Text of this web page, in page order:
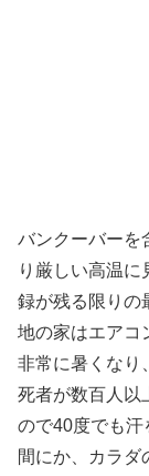
バンクーバーを
り厳しい高温
録が残る限りの
地の家はエアコ
非常に暑くなり
死者が数百人以
ので40度でも
間にか、カラダ